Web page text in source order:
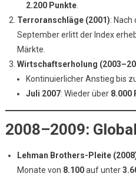
2.200 Punkte.
Terroranschläge (2001): Nach
September erlitt der Index
Märkte.
Wirtschaftserholung
Kontinuierlicher Anstieg bis
Juli 2007: Wieder über 8.000
2008–2009:
Lehman Brothers-Pleite
Monate von 8.100auf unter